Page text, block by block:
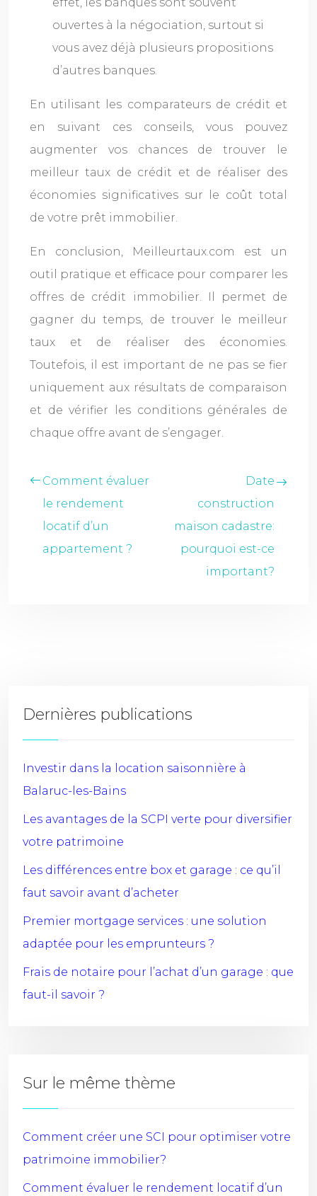
ouvertes à la négociation, surtout si
vous avez déjà plusieurs propositions
d’autres banques.
En utilisant les comparateurs de crédit et
en suivant ces conseils, vous pouvez
augmenter vos chances de trouver le
meilleur taux de crédit et de réaliser des
économies significatives sur le coût total
de votre prêt immobilier.
En conclusion, Meilleurtaux.com est un
outil pratique et efficace pour comparer les
offres de crédit immobilier. Il permet de
gagner du temps, de trouver le meilleur
taux et de réaliser des économies.
Toutefois, il est important de ne pas se fier
uniquement aux résultats de comparaison
et de vérifier les conditions générales de
chaque offre avant de s’engager.
Comment évaluer
le rendement
locatif d’un
appartement ?
Date
construction
maison cadastre:
pourquoi est-ce
important?
Dernières publications
Investir dans la location saisonnière à
Balaruc-les-Bains
Les avantages de la SCPI verte pour diversifier
votre patrimoine
Les différences entre box et garage : ce qu’il
faut savoir avant d’acheter
Premier mortgage services : une solution
adaptée pour les emprunteurs ?
Frais de notaire pour l’achat d’un garage : que
faut-il savoir ?
Sur le même thème
Comment créer une SCI pour optimiser votre
patrimoine immobilier?
Comment évaluer le rendement locatif d’un